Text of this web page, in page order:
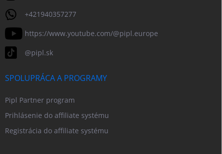
+421940357277
https://www.youtube.com/@pipl.europe
@pipl.sk
SPOLUPRÁCA A PROGRAMY
Pipl Partner program
Prihlásenie do affiliate systému
Registrácia do affiliate systému